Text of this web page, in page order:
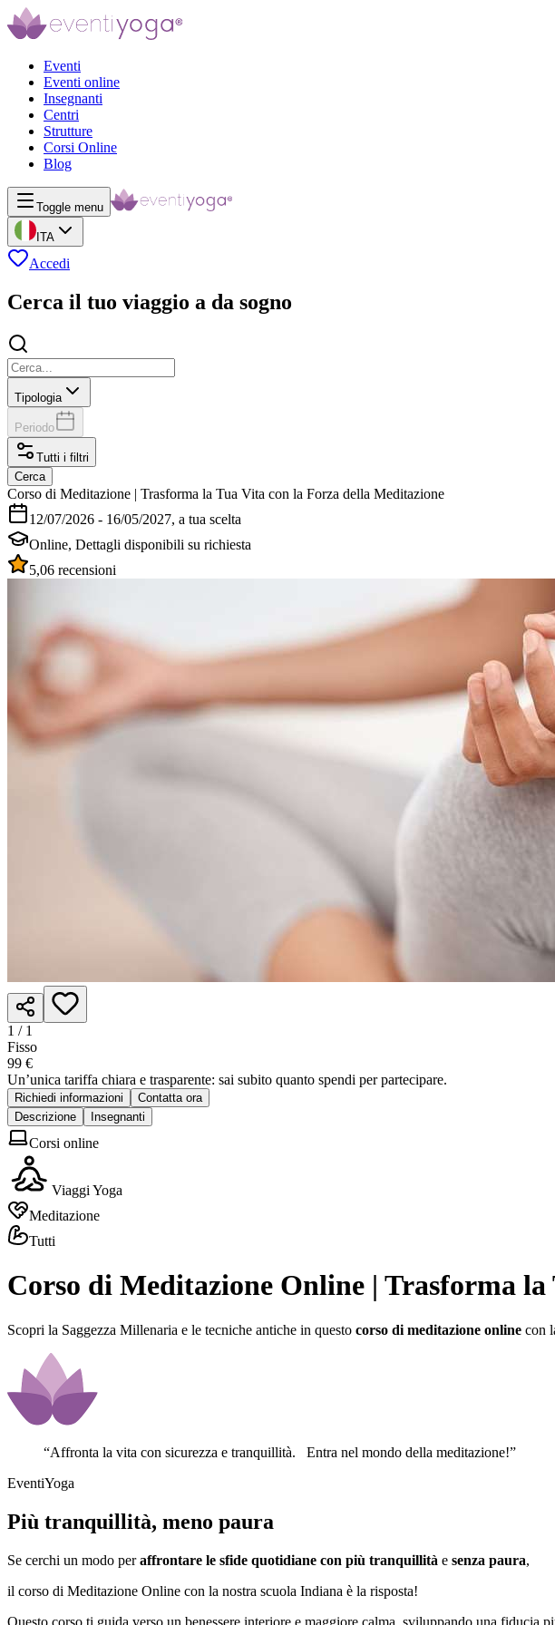
Eventi
Eventi online
Insegnanti
Centri
Strutture
Corsi Online
Blog
Toggle menu
ITA
Accedi
Cerca il tuo viaggio a da sogno
Tipologia
Periodo
Tutti i filtri
Cerca
Corso di Meditazione | Trasforma la Tua Vita con la Forza della Meditazione
12/07/2026 - 16/05/2027, a tua scelta
Online, Dettagli disponibili su richiesta
5,06 recensioni
1 / 1
Fisso
99 €
Un’unica tariffa chiara e trasparente: sai subito quanto spendi per partecipare.
Richiedi informazioni
Contatta ora
Descrizione
Insegnanti
Corsi online
Viaggi Yoga
Meditazione
Tutti
Corso di Meditazione Online | Trasforma
Scopri la Saggezza Millenaria e le tecniche antiche in questo corso di meditazione online con
“Affronta la vita con sicurezza e tranquillità. Entra nel mondo della meditazione!”
EventiYoga
Più tranquillità, meno paura
Se cerchi un modo peraffrontare le sfide quotidiane con più tranquillità e senza paura,
il corso di Meditazione Online con la nostra scuola Indiana è la risposta!
Questo corso ti guida verso un benessere interiore e maggiore calma, sviluppando una fiducia